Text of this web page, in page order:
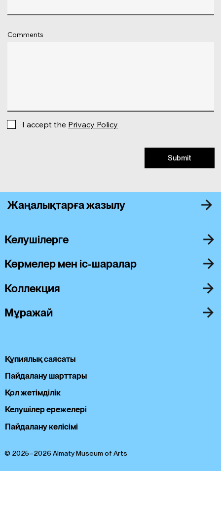
Comments
I accept the Privacy Policy
Submit
Жаңалықтарға жазылу
© 2025–2026 Almaty Museum of Arts
Құпиялық саясаты
Пайдалану шарттары
Қол жетімділік
Келушілер ережелері
Пайдалану келісімі
Келушілерге
Көрмелер мен іс-шаралар
Коллекция
Мұражай